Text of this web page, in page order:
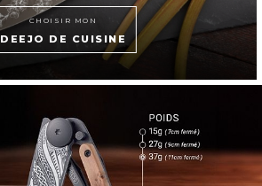
CHOISIR MON
DEEJO DE CUISINE